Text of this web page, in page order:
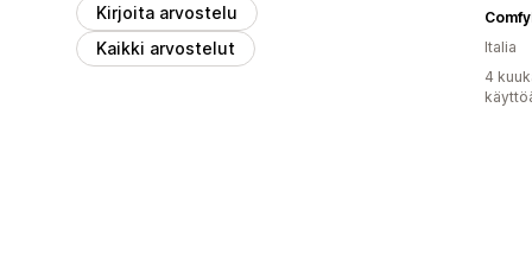
Kirjoita arvostelu
Kaikki arvostelut
Italia
4